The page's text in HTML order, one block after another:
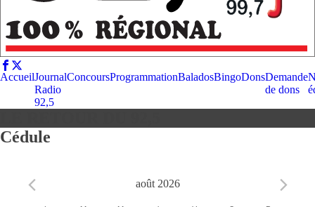
AccueilJournal
Radio
92,5
ConcoursProgrammationBaladosBingoDonsDemande
de dons
Cédule
août 2026